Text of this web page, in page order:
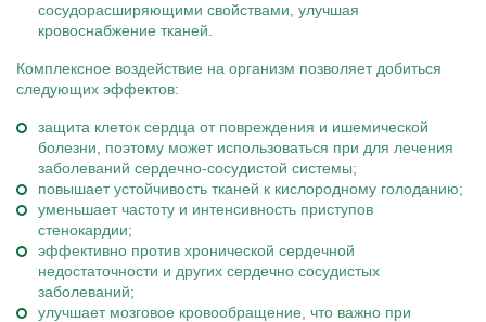
сосудорасширяющими свойствами, улучшая
кровоснабжение тканей.
Комплексное воздействие на организм позволяет добиться
следующих эффектов:
защита клеток сердца от повреждения и ишемической
болезни, поэтому может использоваться при для лечения
заболеваний сердечно-сосудистой системы;
повышает устойчивость тканей к кислородному голоданию;
уменьшает частоту и интенсивность приступов
стенокардии;
эффективно против хронической сердечной
недостаточности и других сердечно сосудистых
заболеваний;
улучшает мозговое кровообращение, что важно при